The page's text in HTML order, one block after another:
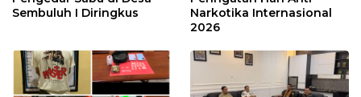
Sembuluh I Diringkus
Narkotika Internasional
2026